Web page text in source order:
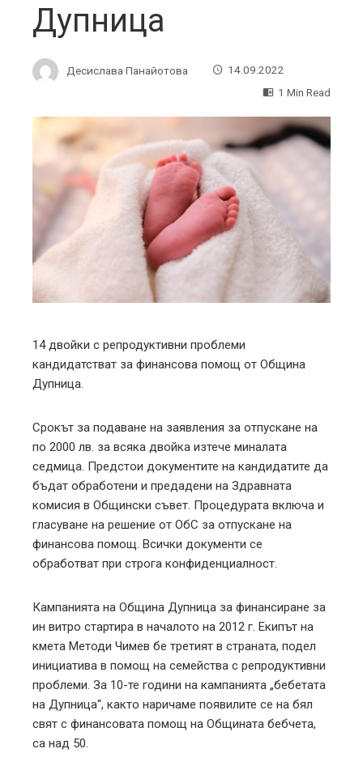
Дупница
Десислава Панайотова
14.09.2022
1 Min Read
14 двойки с репродуктивни проблеми
кандидатстват за финансова помощ от Община
Дупница.
Срокът за подаване на заявления за отпускане на
по 2000 лв. за всяка двойка изтече миналата
седмица. Предстои документите на кандидатите да
бъдат обработени и предадени на Здравната
комисия в Общински съвет. Процедурата включа и
гласуване на решение от ОбС за отпускане на
финансова помощ. Всички документи се
обработват при строга конфиденциалност.
Кампанията на Община Дупница за финансиране за
ин витро стартира в началото на 2012 г. Екипът на
кмета Методи Чимев бе третият в страната, подел
инициатива в помощ на семейства с репродуктивни
проблеми. За 10-те години на кампанията „бебетата
на Дупница“, както наричаме появилите се на бял
свят с финансовата помощ на Общината бебчета,
са над 50.